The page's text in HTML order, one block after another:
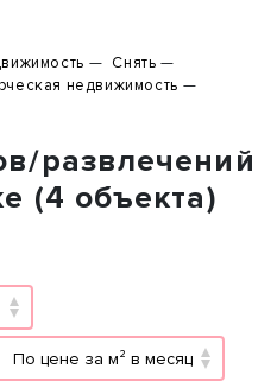
Снять
недвижимость
развлечений
(4 объекта)
По цене за м² в месяц